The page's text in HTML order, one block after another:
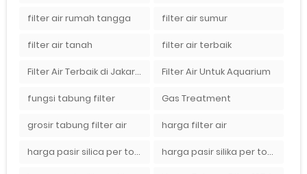
filter air rumah tangga filter air sumur
filter air tanah filter air terbaik
Filter Air Terbaik di Jakarta Filter Air Untuk Aquarium
fungsi tabung filter Gas Treatment
grosir tabung filter air harga filter air
harga pasir silica per ton per kg harga pasir silika per ton per kg